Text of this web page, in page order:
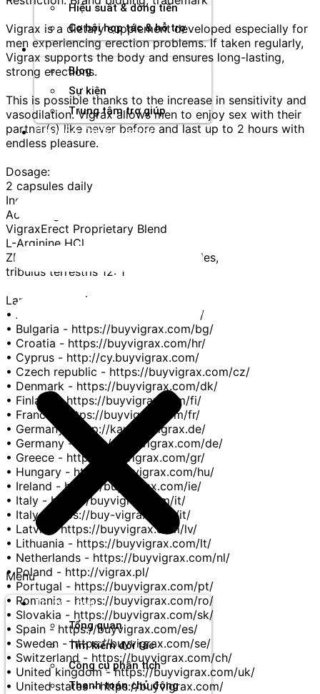
Hiệu suất & dòng tiền
Cơ hội hợp tác & hỗ trợ
Tài nguyên
Blog
Sự kiện
Trung tâm trợ giúp
Chương Trình Creator
Menu
Thương hiệu
Tổng quan
Tìm kiếm đối tác
Công cụ phân tích
Thanh toán chủ động
Vigrax is a dietary supplement developed especially for
men experiencing erection problems. If taken regularly,
Vigrax supports the body and ensures long-lasting,
strong erections.
This is possible thanks to the increase in sensitivity and
vasodilation. Vigrax allows men to enjoy sex with their
partner(s) like never before and last up to 2 hours with
endless pleasure.
Dosage:
2 capsules daily
Ingredients:
Active ingredients:
VigraxErect Proprietary Blend
L-Arginine HCl,
ZEN- Ginseng stand 1.5% ginsenosides,
tribulus terrestris 12: 1
Language version:
• Austria - https://buyvigrax.com/at/
• Bulgaria - https://buyvigrax.com/bg/
• Croatia - https://buyvigrax.com/hr/
• Cyprus - http://cy.buyvigrax.com/
• Czech republic - https://buyvigrax.com/cz/
• Denmark - https://buyvigrax.com/dk/
• Finland - https://buyvigrax.com/fi/
• France - https://buyvigrax.com/fr/
• Germany - http://kaufen-vigrax.de/
• Germany - https://buy-vigrax.com/de/
• Greece - https://buyvigrax.com/gr/
• Hungary - https://buyvigrax.com/hu/
• Ireland - https://buyvigrax.com/ie/
• Italy - https://buyvigrax.com/it/
• Italy - https://buy-vigrax.com/it/
• Latvia - https://buyvigrax.com/lv/
• Lithuania - https://buyvigrax.com/lt/
• Netherlands - https://buyvigrax.com/nl/
• Poland - http://vigrax.pl/
• Portugal - https://buyvigrax.com/pt/
• Romania - https://buyvigrax.com/ro/
• Slovakia - https://buyvigrax.com/sk/
• Spain - https://buyvigrax.com/es/
• Sweden - https://buyvigrax.com/se/
• Switzerland - https://buyvigrax.com/ch/
• United kingdom - https://buyvigrax.com/uk/
• United states - https://buyvigrax.com/